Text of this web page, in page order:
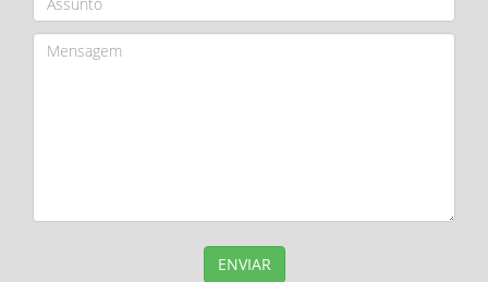
ENVIAR